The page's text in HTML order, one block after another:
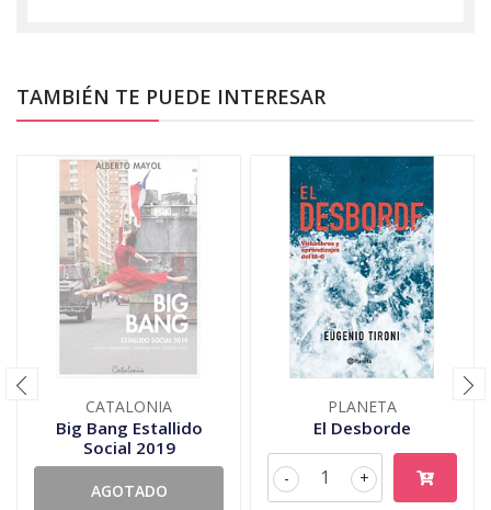
TAMBIÉN TE PUEDE INTERESAR
CATALONIA
Big Bang Estallido
Social 2019
AGOTADO
PLANETA
El Desborde
+
-